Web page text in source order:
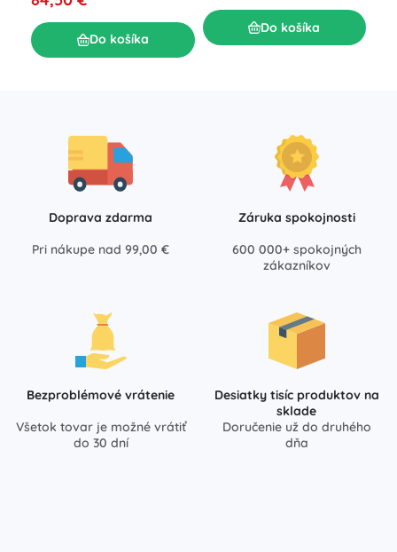
Do košíka
Do košíka
Doprava zdarma
Pri nákupe nad 99,00 €
Záruka spokojnosti
600 000+ spokojných
zákazníkov
Bezproblémové vrátenie
Všetok tovar je možné vrátiť
do 30 dní
Desiatky tisíc produktov na
sklade
Doručenie už do druhého
dňa